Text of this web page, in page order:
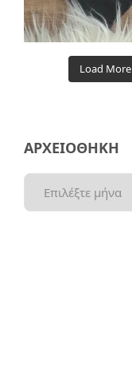
Load More
ΑΡΧΕΙΟΘΗΚΗ